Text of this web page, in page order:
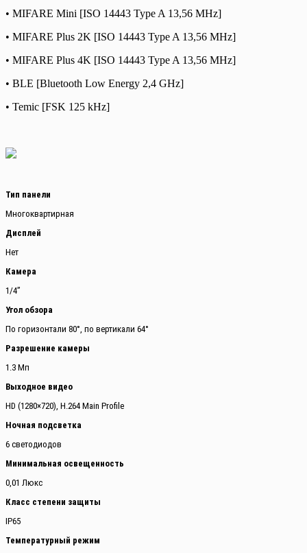
• MIFARE Mini [ISO 14443 Type A 13,56 MHz]
• MIFARE Plus 2K [ISO 14443 Type A 13,56 MHz]
• MIFARE Plus 4K [ISO 14443 Type A 13,56 MHz]
• BLE [Bluetooth Low Energy 2,4 GHz]
• Temic [FSK 125 kHz]
Тип панели
Многоквартирная
Дисплей
Нет
Камера
1/4”
Угол обзора
По горизонтали 80°, по вертикали 64°
Разрешение камеры
1.3 Мп
Выходное видео
HD (1280×720), H.264 Main Profile
Ночная подсветка
6 светодиодов
Минимальная освещенность
0,01 Люкс
Класс степени защиты
IP65
Температурный режим